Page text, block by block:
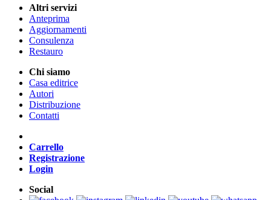
Altri servizi
Anteprima
Aggiornamenti
Consulenza
Restauro
Chi siamo
Casa editrice
Autori
Distribuzione
Contatti
Carrello
Registrazione
Login
Social